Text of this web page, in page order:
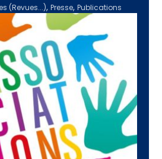
(Revues...),Presse,Publications